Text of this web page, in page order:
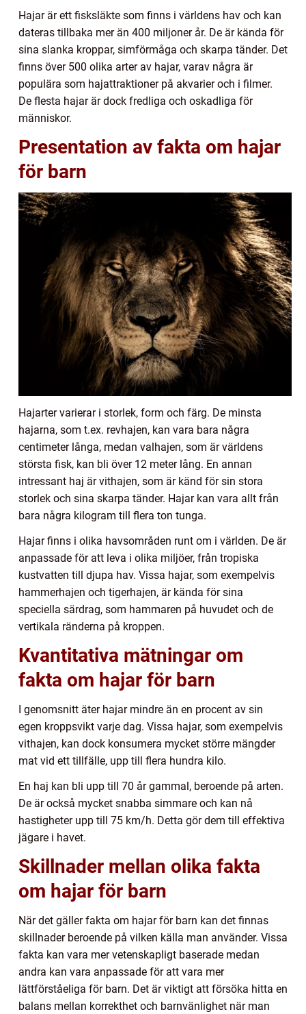
Hajar är ett fisksläkte som finns i världens hav och kan
dateras tillbaka mer än 400 miljoner år. De är kända för
sina slanka kroppar, simförmåga och skarpa tänder. Det
finns över 500 olika arter av hajar, varav några är
populära som hajattraktioner på akvarier och i filmer.
De flesta hajar är dock fredliga och oskadliga för
människor.
Presentation av fakta om hajar
för barn
Hajarter varierar i storlek, form och färg. De minsta
hajarna, som t.ex. revhajen, kan vara bara några
centimeter långa, medan valhajen, som är världens
största fisk, kan bli över 12 meter lång. En annan
intressant haj är vithajen, som är känd för sin stora
storlek och sina skarpa tänder. Hajar kan vara allt från
bara några kilogram till flera ton tunga.
Hajar finns i olika havsområden runt om i världen. De är
anpassade för att leva i olika miljöer, från tropiska
kustvatten till djupa hav. Vissa hajar, som exempelvis
hammerhajen och tigerhajen, är kända för sina
speciella särdrag, som hammaren på huvudet och de
vertikala ränderna på kroppen.
Kvantitativa mätningar om
fakta om hajar för barn
I genomsnitt äter hajar mindre än en procent av sin
egen kroppsvikt varje dag. Vissa hajar, som exempelvis
vithajen, kan dock konsumera mycket större mängder
mat vid ett tillfälle, upp till flera hundra kilo.
En haj kan bli upp till 70 år gammal, beroende på arten.
De är också mycket snabba simmare och kan nå
hastigheter upp till 75 km/h. Detta gör dem till effektiva
jägare i havet.
Skillnader mellan olika fakta
om hajar för barn
När det gäller fakta om hajar för barn kan det finnas
skillnader beroende på vilken källa man använder. Vissa
fakta kan vara mer vetenskapligt baserade medan
andra kan vara anpassade för att vara mer
lättförståeliga för barn. Det är viktigt att försöka hitta en
balans mellan korrekthet och barnvänlighet när man